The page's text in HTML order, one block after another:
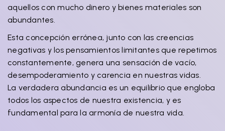
aquellos con mucho dinero y bienes materiales son
abundantes.
Esta concepción errónea, junto con las creencias
negativas y los pensamientos limitantes que repetimos
constantemente, genera una sensación de vacío,
desempoderamiento y carencia en nuestras vidas.
La verdadera abundancia es un equilibrio que engloba
todos los aspectos de nuestra existencia, y es
fundamental para la armonía de nuestra vida.